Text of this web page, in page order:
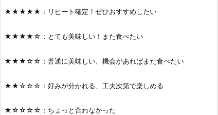
★★★★★：リピート確定！ぜひおすすめしたい
★★★★☆：とても美味しい！また食べたい
★★★☆☆：普通に美味しい、機会があればまた食べたい
★★☆☆☆：好みが分かれる、工夫次第で楽しめる
★☆☆☆☆：ちょっと合わなかった